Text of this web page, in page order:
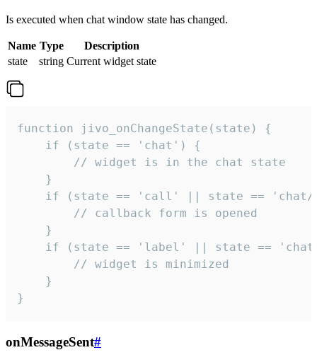
Is executed when chat window state has changed.
Name Type
Description
state
string Current widget state
function jivo_onChangeState(state) {
    if (state == 'chat') {
        // widget is in the chat state
    }
if (state == 'call' || state ==
        // callback form is opened
    }
if (state == 'label' || state ==
        // widget is minimized
    }
}
onMessageSent#